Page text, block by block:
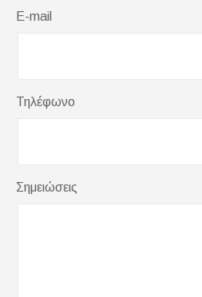
E-mail
Τηλέφωνο
Σημειώσεις